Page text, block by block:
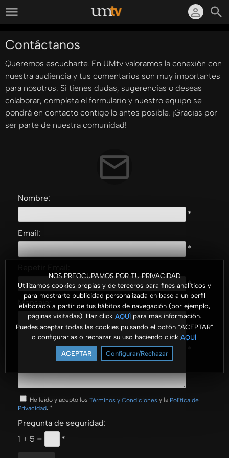
NOS PREOCUPAMOS POR TU PRIVACIDAD
Utilizamos cookies propias y de terceros para fines analíticos y
para mostrarte publicidad personalizada en base a un perfil
elaborado a partir de tus hábitos de navegación (por ejemplo,
páginas visitadas). Haz click AQUÍ para más información.
Puedes aceptar todas las cookies pulsando el botón “ACEPTAR”
o configurarlas o rechazar su uso haciendo click AQUÍ.
ACEPTAR Configurar/Rechazar
Contáctanos
Queremos escucharte. En UMtv valoramos la conexión con
nuestra audiencia y tus comentarios son muy importantes
para nosotros. Si tienes dudas, sugerencias o deseas
colaborar, completa el formulario y nuestro equipo se
pondrá en contacto contigo lo antes posible. ¡Gracias por
ser parte de nuestra comunidad!
Nombre:
*
Email:
*
*
Mensaje:
He leído y acepto los Términos y Condiciones y la Política de
Privacidad . *
Pregunta de seguridad:
1 + 5 =
*